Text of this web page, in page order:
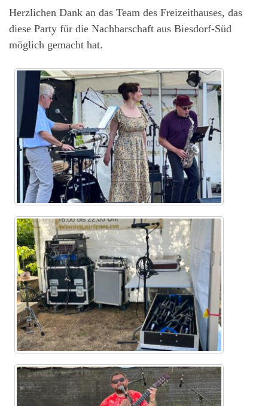
Herzlichen Dank an das Team des Freizeithauses, das
diese Party für die Nachbarschaft aus Biesdorf-Süd
möglich gemacht hat.